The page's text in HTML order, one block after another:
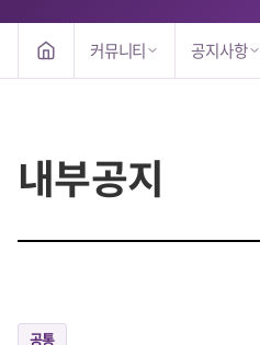
커뮤니티 공지사항
내부공지
공통